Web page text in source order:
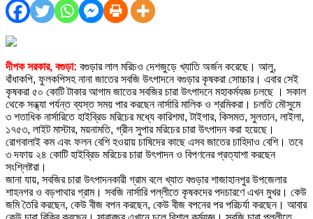
দীপক সরকার, বগুড়া: বগুড়ার লাল মরিচও দেশজুড়ে খ্যাতি অর্জন করেছে। আলু,
বাঁধাকপি, ফুলকপিসহ নানা জাতের সবজি উৎপাদনে বগুড়ার কৃষকরা সোচ্চার। এবার সেই
কৃষকরা ৫০ কোটি টাকার আগাম জাতের সবজির চারা উৎপাদনে মহাকর্মযজ্ঞ চলছে । সকাল
থেকে সন্ধ্যা পর্যন্ত ব্যস্ত সময় পার করছেন নার্সারি মালিক ও শ্রমিকরা। চলতি মৌসুমে
৩ শতাধিক নার্সারিতে হাইব্রিড মরিচের মধ্যে কারিশমা, টাইগার, কিসমত, সুলতান, লাইলা,
১৭৫৩, লাইট মাস্টার, ময়নামতি, গ্রীন সুপার মরিচের চারা উৎপাদন করা হয়েছে।
রোগবালাই কম এবং ফলন বেশি হওয়ায় চাষিদের কাছে এসব জাতের চাহিদাও বেশি। তবে
৩ দফায় ২৪ কোটি হাইব্রিড মরিচের চারা উৎপাদন ও বিপণনের প্রত্যাশা করছেন
সংশ্লিষ্টরা।
জানা যায়, সবজির চারা উৎপাদনকারী গ্রাম বলে খ্যাত বগুড়ার শাজাহানপুর উপজেলার
শাহনগর ও বড়পাথার গ্রাম। সবজি নার্সারি পল্লীতে কৃষকদের পদচারণে এখন মুখর। কেউ
জমি তৈরি করছেন, কেউ বীজ বপন করছেন, কেউ বীজ বপনের পর পরিচর্যা করছেন। আবার